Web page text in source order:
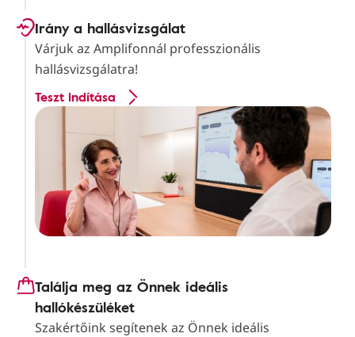
Irány a hallásvizsgálat
Várjuk az Amplifonnál professzionális
hallásvizsgálatra!
Teszt indítása
Találja meg az Önnek ideális
hallókészüléket
Szakértőink segítenek az Önnek ideális